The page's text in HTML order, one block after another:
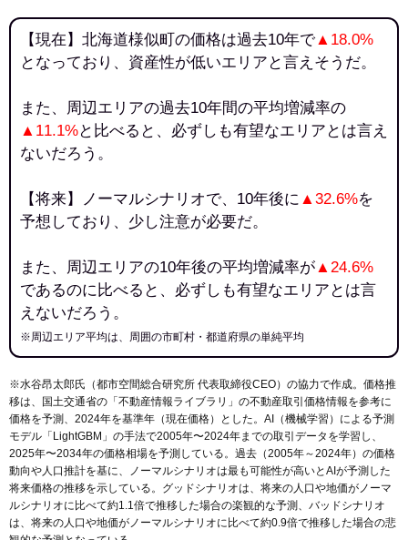
【現在】北海道様似町の価格は過去10年で▲18.0%
となっており、資産性が低いエリアと言えそうだ。
また、周辺エリアの過去10年間の平均増減率の
▲11.1%と比べると、必ずしも有望なエリアとは言え
ないだろう。
【将来】ノーマルシナリオで、10年後に ▲32.6%を
予想しており、少し注意が必要だ。
また、周辺エリアの10年後の平均増減率が▲24.6%
であるのに比べると、必ずしも有望なエリアとは言
えないだろう。
※周辺エリア平均は、周囲の市町村・都道府県の単純平均
※水谷昂太郎氏（都市空間総合研究所 代表取締役CEO）の協力で作成。価格推
移は、国土交通省の「 不動産情報ライブラリ 」の不動産取引価格情報を参考に
価格を予測、2024年を基準年（現在価格）とした。AI（機械学習）による予測
モデル「LightGBM」の手法で2005年〜2024年までの取引データを学習し、
2025年〜2034年の価格相場を予測している。過去（2005年～2024年）の価格
動向や人口推計を基に、ノーマルシナリオは最も可能性が高いとAIが予測した
将来価格の推移を示している。グッドシナリオは、将来の人口や地価がノーマ
ルシナリオに比べて約1.1倍で推移した場合の楽観的な予測、バッドシナリオ
は、将来の人口や地価がノーマルシナリオに比べて約0.9倍で推移した場合の悲